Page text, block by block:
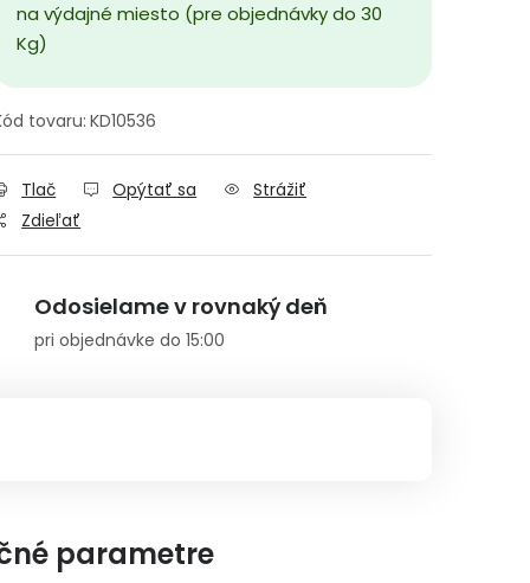
na výdajné miesto (pre objednávky do 30
Kg)
tovaru: KD10536
Tlač Opýtať sa
Strážiť
Zdieľať
Odosielame v rovnaký deň
pri objednávke do 15:00
parametre